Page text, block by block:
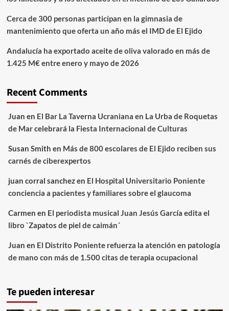
Cerca de 300 personas participan en la gimnasia de
mantenimiento que oferta un año más el IMD de El Ejido
Andalucía ha exportado aceite de oliva valorado en más de
1.425 M€ entre enero y mayo de 2026
Recent Comments
Juan en El Bar La Taverna Ucraniana en La Urba de Roquetas
de Mar celebrará la Fiesta Internacional de Culturas
Susan Smith en Más de 800 escolares de El Ejido reciben sus
carnés de ciberexpertos
juan corral sanchezen El Hospital Universitario Poniente
conciencia a pacientes y familiares sobre el glaucoma
Carmen en El periodista musical Juan Jesús García edita el
libro `Zapatos de piel de caimán´
Juan en El Distrito Poniente refuerza la atención en patología
de mano con más de 1.500 citas de terapia ocupacional
Te pueden interesar